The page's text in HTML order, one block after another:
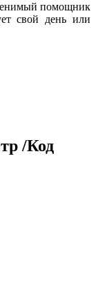
помощник
свой день или
/Код